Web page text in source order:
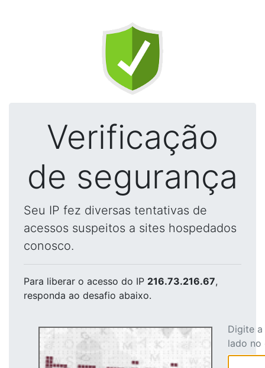
Verificação
de segurança
Seu IP fez diversas tentativas de
acessos suspeitos a sites hospedados
conosco.
Para liberar o acesso do IP 216.73.216.67,
responda ao desafio abaixo.
Digite
lado no